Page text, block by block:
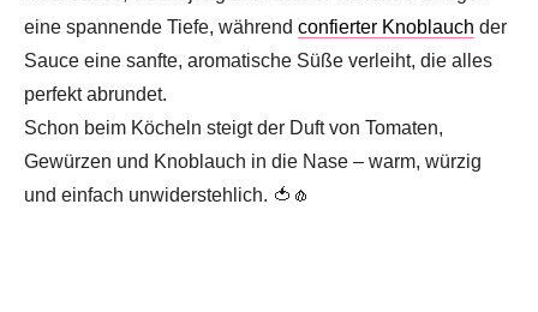
eine spannende Tiefe, während confierter Knoblauch der
Sauce eine sanfte, aromatische Süße verleiht, die alles
perfekt abrundet.
Schon beim Köcheln steigt der Duft von Tomaten,
Gewürzen und Knoblauch in die Nase – warm, würzig
und einfach unwiderstehlich. 🍅🧄